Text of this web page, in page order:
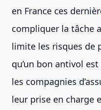
en France ces
compliquer la tâche
limite les risques de
qu’un bon antivol
les compagnies
leur prise en charge